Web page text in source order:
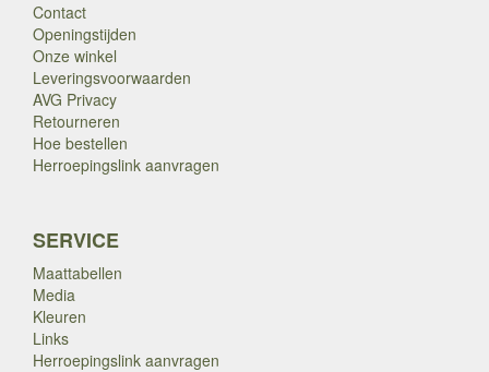
Contact
Openingstijden
Onze winkel
Leveringsvoorwaarden
AVG Privacy
Retourneren
Hoe bestellen
Herroepingslink aanvragen
SERVICE
Maattabellen
Media
Kleuren
Links
Herroepingslink aanvragen